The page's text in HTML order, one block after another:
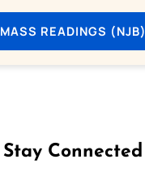
MASS READINGS (NJB)
Stay Connected